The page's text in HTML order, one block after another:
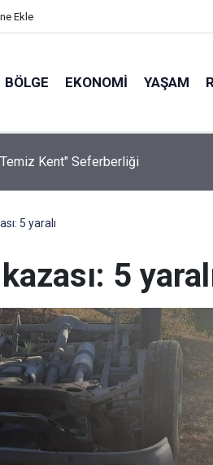
Ekle
BÖLGE EKONOMI YAŞAM
Kent" Seferberliği
5 yaralı
5